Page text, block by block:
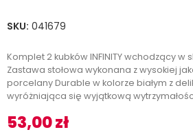
SKU: 041679
Komplet 2 kubków INFINITY wchodzący w
Zastawa stołowa wykonana z wysokiej
porcelany Durable w kolorze białym z
wyróżniająca się wyjątkową
53,00zł